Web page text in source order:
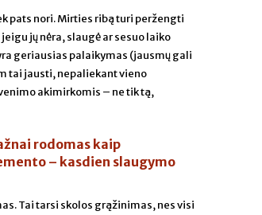
pats nori. Mirties ribą turi peržengti
jų nėra, slaugė ar sesuo laiko
geriausias palaikymas (jausmų gali
tai jausti, nepaliekant vieno
akimirkomis – ne tik tą,
rodomas kaip
– kasdien slaugymo
Tai tarsi skolos grąžinimas, nes visi